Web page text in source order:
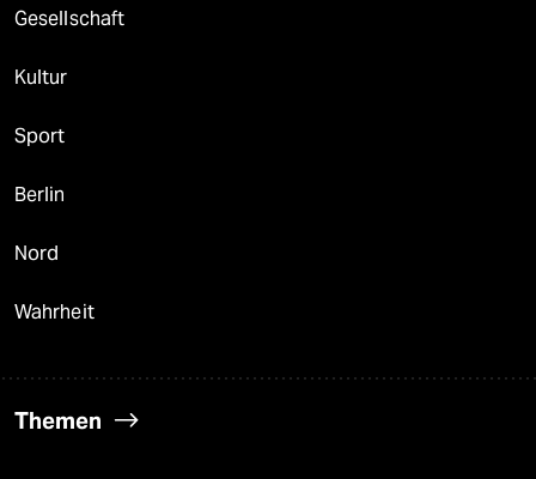
Gesellschaft
Kultur
Sport
Berlin
Nord
Wahrheit
Themen